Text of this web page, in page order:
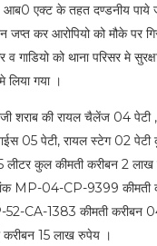
आब0 एक्ट के तहत दण्डनीय पाये
जप्त कर आरोपियो को मौके पर
गाडियो को थाना परिसर मे
लिया गया ।
शराब की रायल चैलेंज 04 पेटी
05 पेटी, रायल स्टेग 02
लीटर कुल कीमती करीबन 2
MP-04-CP-9399
52-CA-1383 कीमती करीबन
करीबन 15 लाख रुपेय ।